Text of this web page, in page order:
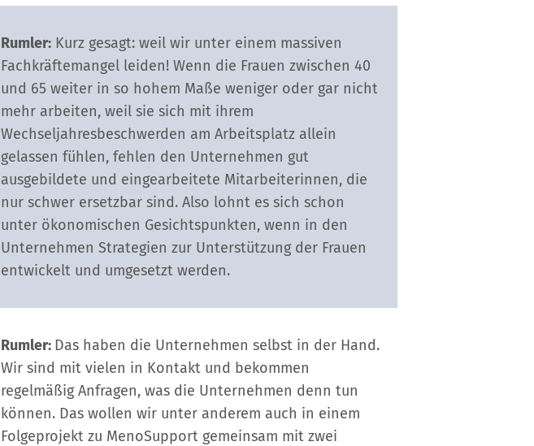
Rumler: Kurz gesagt: weil wir unter einem massiven
Fachkräftemangel leiden! Wenn die Frauen zwischen 40
und 65 weiter in so hohem Maße weniger oder gar nicht
mehr arbeiten, weil sie sich mit ihrem
Wechseljahresbeschwerden am Arbeitsplatz allein
gelassen fühlen, fehlen den Unternehmen gut
ausgebildete und eingearbeitete Mitarbeiterinnen, die
nur schwer ersetzbar sind. Also lohnt es sich schon
unter ökonomischen Gesichtspunkten, wenn in den
Unternehmen Strategien zur Unterstützung der Frauen
entwickelt und umgesetzt werden.
Rumler: Das haben die Unternehmen selbst in der Hand.
Wir sind mit vielen in Kontakt und bekommen
regelmäßig Anfragen, was die Unternehmen denn tun
können. Das wollen wir unter anderem auch in einem
Folgeprojekt zu MenoSupport gemeinsam mit zwei